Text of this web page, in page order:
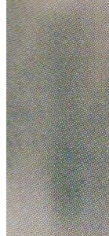
主题回帖积分
积分
10117
2025-2-3 17:35:29 /
26410